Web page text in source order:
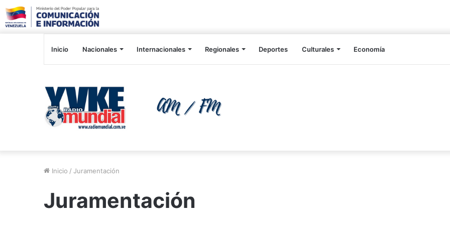
Inicio Nacionales Internacionales Regionales Deportes Culturales Economía
Inicio / Juramentación
Juramentación